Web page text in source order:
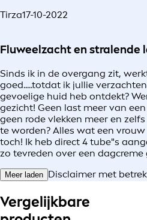
Tirza17-10-2022
Fluweelzacht en stralende
Sinds ik in de overgang zit,
goed.....totdat ik jullie
gevoelige huid heb ontdekt?
gezicht! Geen last meer van
geen rode vlekken meer en
te worden? Alles wat een
toch! Ik heb direct 4 tube"s
zo tevreden over een dagcreme
Meer laden Disclaimer met
Vergelijkbare